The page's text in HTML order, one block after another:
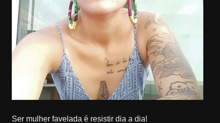
Ser mulher favelada é resistir dia a dia!